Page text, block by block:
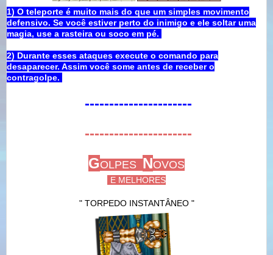
1) O teleporte é muito mais do que um simples movimento
defensivo. Se você estiver perto do inimigo e ele soltar uma
magia, use a rasteira ou soco em pé.
2) Durante esses ataques execute o comando para
desaparecer. Assim você some antes de receber o
contragolpe.
----------------------
----------------------
GOLPES NOVOS
E MELHORES
" TORPEDO INSTANTÂNEO "